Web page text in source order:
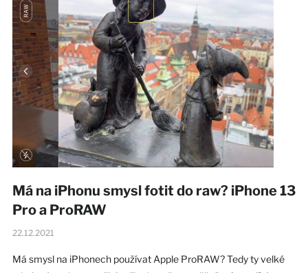
Má na iPhonu smysl fotit do raw? iPhone 13
Pro a ProRAW
22.12.2021
Má smysl na iPhonech používat Apple ProRAW? Tedy ty velké